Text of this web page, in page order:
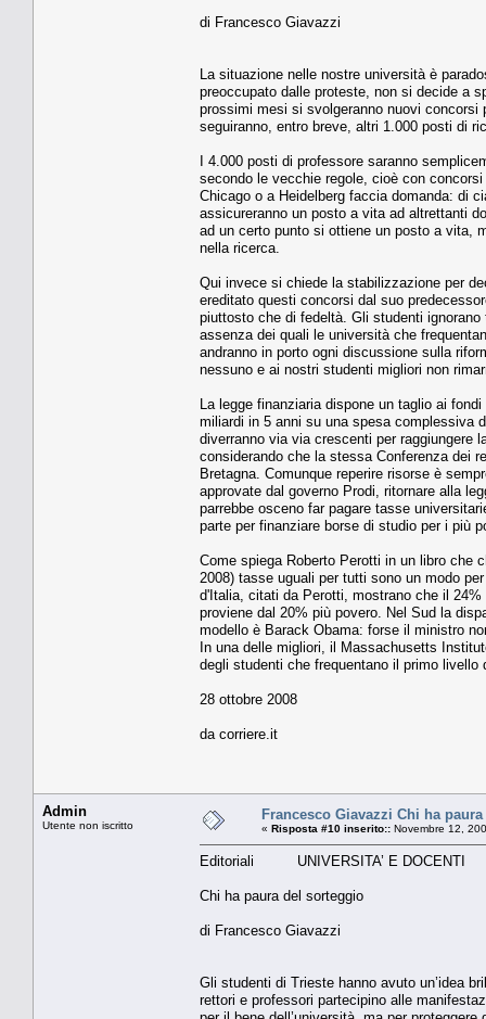
di Francesco Giavazzi
La situazione nelle nostre università è
preoccupato dalle proteste, non si decide a
prossimi mesi si svolgeranno nuovi
seguiranno, entro breve, altri 1.000 posti di
I 4.000 posti di professore saranno
secondo le vecchie regole, cioè con
Chicago o a Heidelberg faccia domanda: di
assicureranno un posto a vita ad altrettanti
ad un certo punto si ottiene un posto a vita,
nella ricerca.
Qui invece si chiede la stabilizzazione per
ereditato questi concorsi dal suo
piuttosto che di fedeltà. Gli studenti
assenza dei quali le università che
andranno in porto ogni discussione sulla
nessuno e ai nostri studenti migliori non
La legge finanziaria dispone un taglio ai
miliardi in 5 anni su una spesa complessiva
diverranno via via crescenti per raggiungere
considerando che la stessa Conferenza dei
Bretagna. Comunque reperire risorse è
approvate dal governo Prodi, ritornare alla
parrebbe osceno far pagare tasse
parte per finanziare borse di studio per i più
Come spiega Roberto Perotti in un libro che
2008) tasse uguali per tutti sono un modo
d'Italia, citati da Perotti, mostrano che il
proviene dal 20% più povero. Nel Sud la
modello è Barack Obama: forse il ministro
In una delle migliori, il Massachusetts
degli studenti che frequentano il primo
28 ottobre 2008
da corriere.it
Admin
Utente non iscritto
Francesco Giavazzi Chi ha
« Risposta #10 inserito:: Novembre 12,
Editoriali UNIVERSITA’ E DOCENTI
Chi ha paura del sorteggio
di Francesco Giavazzi
Gli studenti di Trieste hanno avuto un’idea
rettori e professori partecipino alle